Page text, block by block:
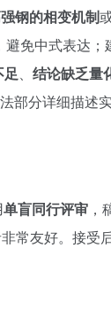
钢的相变机制
避免中式表达；
足、 结论缺乏量
部分详细描述
单盲同行评审
常友好。接受